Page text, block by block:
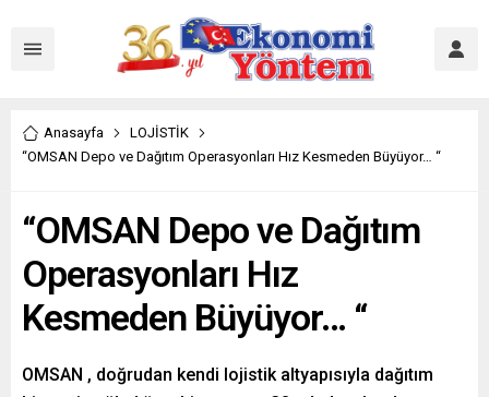
Anasayfa
LOJİSTİK
“OMSAN Depo ve Dağıtım Operasyonları Hız Kesmeden Büyüyor… “
“OMSAN Depo ve Dağıtım
Operasyonları Hız
Kesmeden Büyüyor… “
OMSAN , doğrudan kendi lojistik altyapısıyla dağıtım